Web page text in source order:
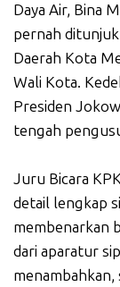
Daya Air, Bina
pernah
Daerah Kota
Wali Kota.
Presiden
tengah
Juru Bicara
detail lengkap
membenarkan
dari aparatur
menambahkan,